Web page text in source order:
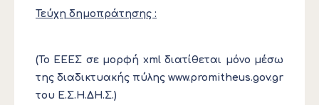
Τεύχη δημοπράτησης :
(Το ΕΕΕΣ σε μορφή xml διατίθεται μόνο μέσω
της διαδικτυακής πύλης www.promitheus.gov.gr
του Ε.Σ.Η.ΔΗ.Σ.)